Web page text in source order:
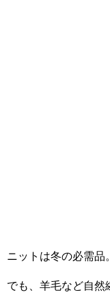
ニットは冬の必需品。
でも、羊毛など自然